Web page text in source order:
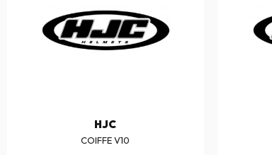
HJC
COIFFE V10